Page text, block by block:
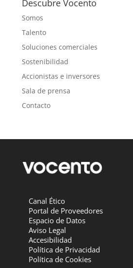
Descubre Vocento
Somos
Talento
Soluciones comerciales
Sostenibilidad
Accionistas e inversores
Sala de prensa
Contacto
Canal Ético
Portal de Proveedores
Espacio de Datos
Aviso Legal
Accesibilidad
Política de Privacidad
Política de Cookies